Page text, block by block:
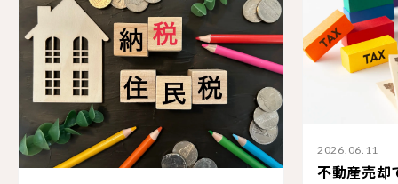
2026.06.11
不動産売却